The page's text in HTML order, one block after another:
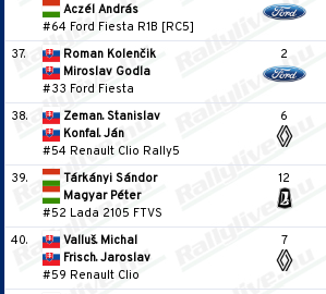
Aczél András
#64 Ford Fiesta R1B [RC5]
37.
Roman Kolenčik
Miroslav Godla
#33 Ford Fiesta
2
38.
Zeman. Stanislav
Konfal. Ján
#54 Renault Clio Rally5
6
39.
Tárkányi Sándor
Magyar Péter
#52 Lada 2105 FTVS
12
40.
Valluš. Michal
Frisch. Jaroslav
#59 Renault Clio
7